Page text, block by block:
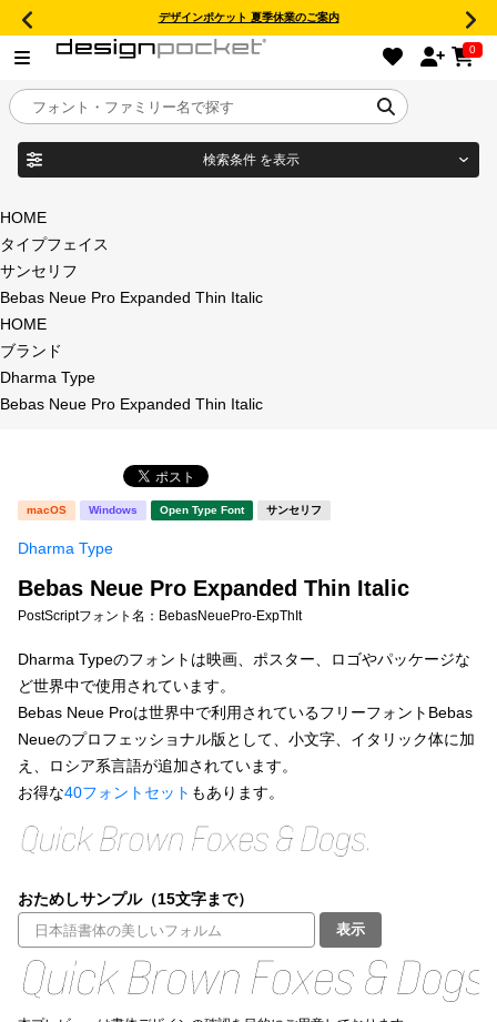
デザインポケット 夏季休業のご案内
0
目的別フォントガイド
特集
年間ライセンス商品
新着一覧
マイページ
お気に入り
ご利用ガイド
お問い合わせ
検索条件 を表示
商品名
タイプフェイス
明朝体
角ゴシック
宋朝体
教科書体 行書体
草書体
江戸文字 デザイン毛筆
すべてを表示
太さ・ウェイト
セット or 単体
HOME
タイプフェイス
サンセリフ
Bebas Neue Pro Expanded Thin Italic
HOME
ブランド
Dharma Type
Bebas Neue Pro Expanded Thin Italic
macOS Windows Open Type Font サンセリフ
Dharma Type
Bebas Neue Pro Expanded Thin Italic
PostScriptフォント名： BebasNeuePro-ExpThIt
Dharma Typeのフォントは映画、ポスター、ロゴやパッケージな
ど世界中で使用されています。
Bebas Neue Proは世界中で利用されているフリーフォントBebas
Neueのプロフェッショナル版として、小文字、イタリック体に加
え、ロシア系言語が追加されています。
お得な40フォントセット もあります。
おためしサンプル（15文字まで）
表示